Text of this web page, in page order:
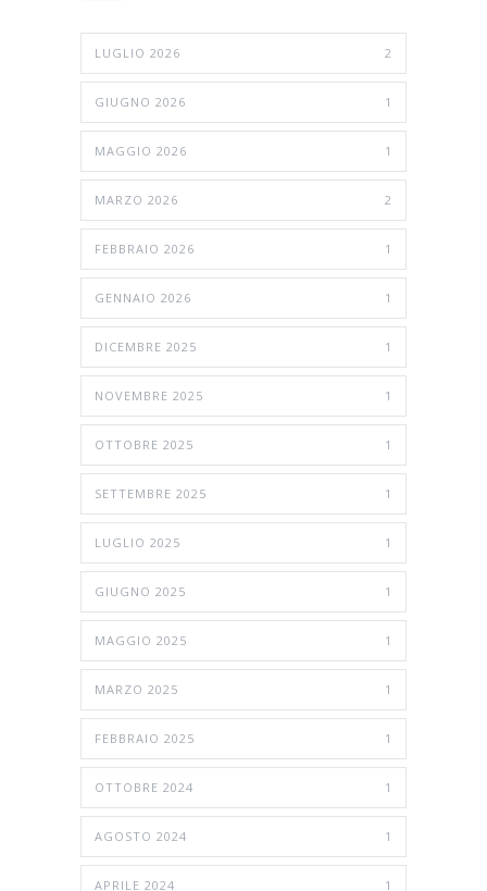
LUGLIO 2026 2
GIUGNO 2026 1
MAGGIO 2026 1
MARZO 2026 2
FEBBRAIO 2026 1
GENNAIO 2026 1
DICEMBRE 2025 1
NOVEMBRE 2025 1
OTTOBRE 2025 1
SETTEMBRE 2025 1
LUGLIO 2025 1
GIUGNO 2025 1
MAGGIO 2025 1
MARZO 2025 1
FEBBRAIO 2025 1
OTTOBRE 2024 1
AGOSTO 2024 1
APRILE 2024 1